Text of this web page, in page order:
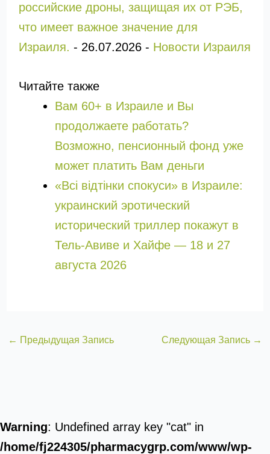
российские дроны, защищая их от РЭБ,
что имеет важное значение для
Израиля. - 26.07.2026- Новости Израиля
Читайте также
Вам 60+ в Израиле и Вы
продолжаете работать?
Возможно, пенсионный фонд уже
может платить Вам деньги
«Всі відтінки спокуси» в Израиле:
украинский эротический
исторический триллер покажут в
Тель-Авиве и Хайфе — 18 и 27
августа 2026
← Предыдущая Запись Следующая Запись →
Warning: Undefined array key "cat" in
/home/fj224305/pharmacygrp.com/www/wp-